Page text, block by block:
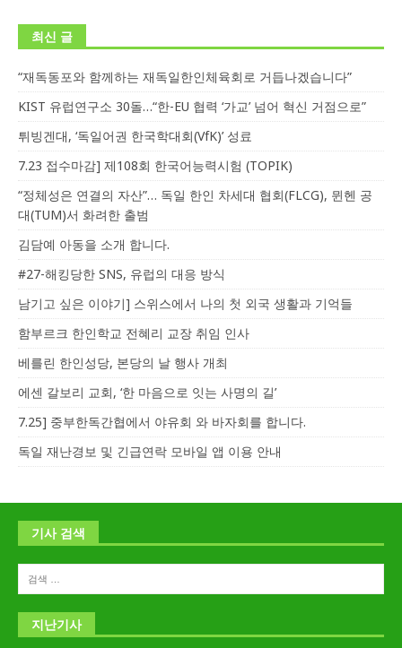
최신 글
“재독동포와 함께하는 재독일한인체육회로 거듭나겠습니다”
KIST 유럽연구소 30돌…“한-EU 협력 ‘가교’ 넘어 혁신 거점으로”
튀빙겐대, ‘독일어권 한국학대회(VfK)’ 성료
7.23 접수마감] 제108회 한국어능력시험 (TOPIK)
“정체성은 연결의 자산”… 독일 한인 차세대 협회(FLCG), 뮌헨 공
대(TUM)서 화려한 출범
김담예 아동을 소개 합니다.
#27-해킹당한 SNS, 유럽의 대응 방식
남기고 싶은 이야기] 스위스에서 나의 첫 외국 생활과 기억들
함부르크 한인학교 전혜리 교장 취임 인사
베를린 한인성당, 본당의 날 행사 개최
에센 갈보리 교회, ‘한 마음으로 잇는 사명의 길’
7.25] 중부한독간협에서 야유회 와 바자회를 합니다.
독일 재난경보 및 긴급연락 모바일 앱 이용 안내
기사 검색
지난기사